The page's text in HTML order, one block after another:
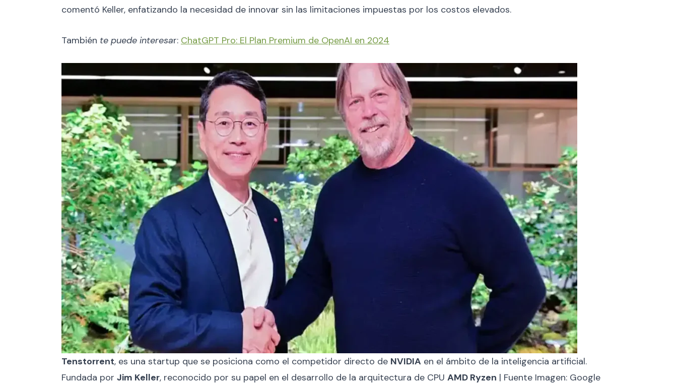
comentó Keller, enfatizando la necesidad de innovar sin las limitaciones impuestas por los costos elevados.
También te puede interesar: ChatGPT Pro: El Plan Premium de OpenAI en 2024
Tenstorrent, es una startup que se posiciona como el competidor directo de NVIDIA en el ámbito de la inteligencia artificial.
Fundada por Jim Keller, reconocido por su papel en el desarrollo de la arquitectura de CPU AMD Ryzen | Fuente Imagen: Google